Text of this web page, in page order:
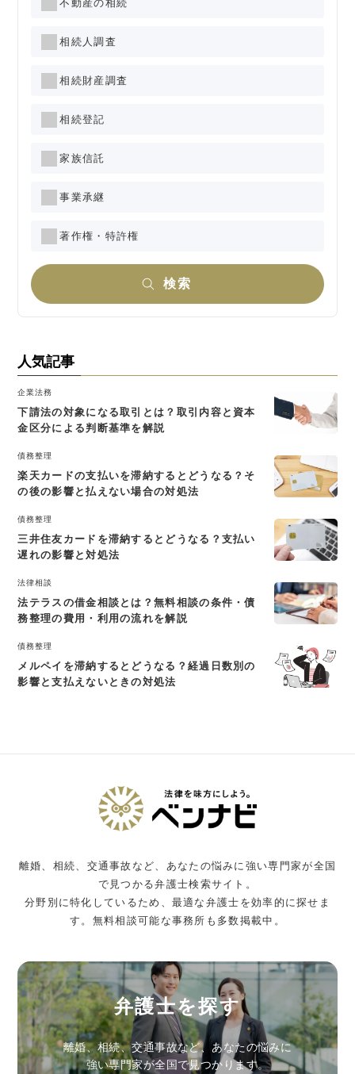
不動産の相続
相続人調査
相続財産調査
相続登記
家族信託
事業承継
著作権・特許権
検索
人気記事
企業法務
下請法の対象になる取引とは？取引内容と資本
金区分による判断基準を解説
債務整理
楽天カードの支払いを滞納するとどうなる？そ
の後の影響と払えない場合の対処法
債務整理
三井住友カードを滞納するとどうなる？支払い
遅れの影響と対処法
法律相談
法テラスの借金相談とは？無料相談の条件・債
務整理の費用・利用の流れを解説
債務整理
メルペイを滞納するとどうなる？経過日数別の
影響と支払えないときの対処法
離婚、相続、交通事故など、あなたの悩みに強い専門家が全国
で見つかる弁護士検索サイト。
分野別に特化しているため、最適な弁護士を効率的に探せま
す。無料相談可能な事務所も多数掲載中。
弁護士を探す
離婚、相続、交通事故など、あなたの悩みに
強い専門家が全国で見つかります。